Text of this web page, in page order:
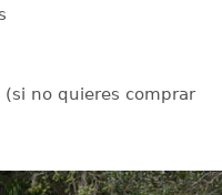
no quieres comprar